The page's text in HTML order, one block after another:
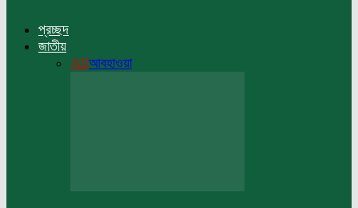
প্রচ্ছদ
জাতীয়
Allআবহাওয়া